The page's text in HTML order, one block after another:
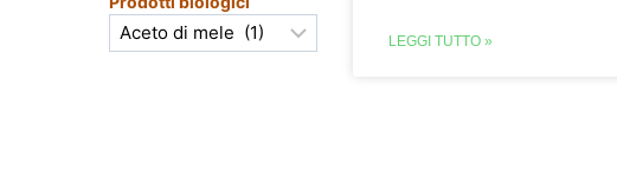
LEGGI TUTTO »